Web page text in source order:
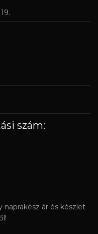
szám:
naprakész ár és készlet